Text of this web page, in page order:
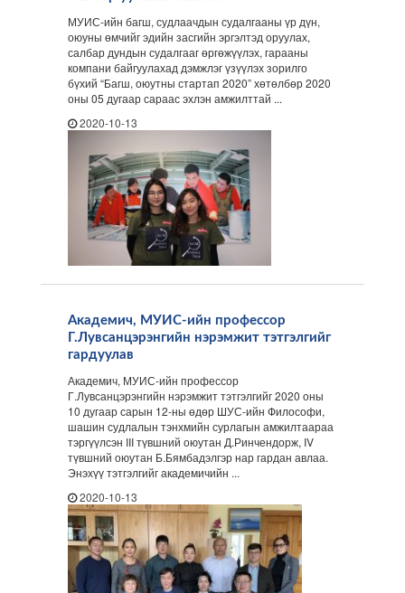
МУИС-ийн багш, судлаачдын судалгааны үр дүн,
оюуны өмчийг эдийн засгийн эргэлтэд оруулах,
салбар дундын судалгааг өргөжүүлэх, гарааны
компани байгуулахад дэмжлэг үзүүлэх зорилго
бүхий “Багш, оюутны стартап 2020” хөтөлбөр 2020
оны 05 дугаар сараас эхлэн амжилттай ...
2020-10-13
Академич, МУИС-ийн профессор
Г.Лувсанцэрэнгийн нэрэмжит тэтгэлгийг
гардуулав
Академич, МУИС-ийн профессор
Г.Лувсанцэрэнгийн нэрэмжит тэтгэлгийг 2020 оны
10 дугаар сарын 12-ны өдөр ШУС-ийн Философи,
шашин судлалын тэнхмийн сурлагын амжилтаараа
тэргүүлсэн III түвшний оюутан Д.Ринчендорж, IV
түвшний оюутан Б.Бямбадэлгэр нар гардан авлаа.
Энэхүү тэтгэлгийг академичийн ...
2020-10-13